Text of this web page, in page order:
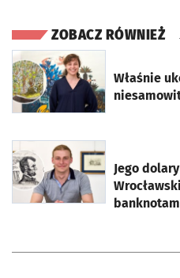
ZOBACZ RÓWNIEŻ
Właśnie
otworzy się w nowej karcie
Jego
otworzy się w nowej karcie